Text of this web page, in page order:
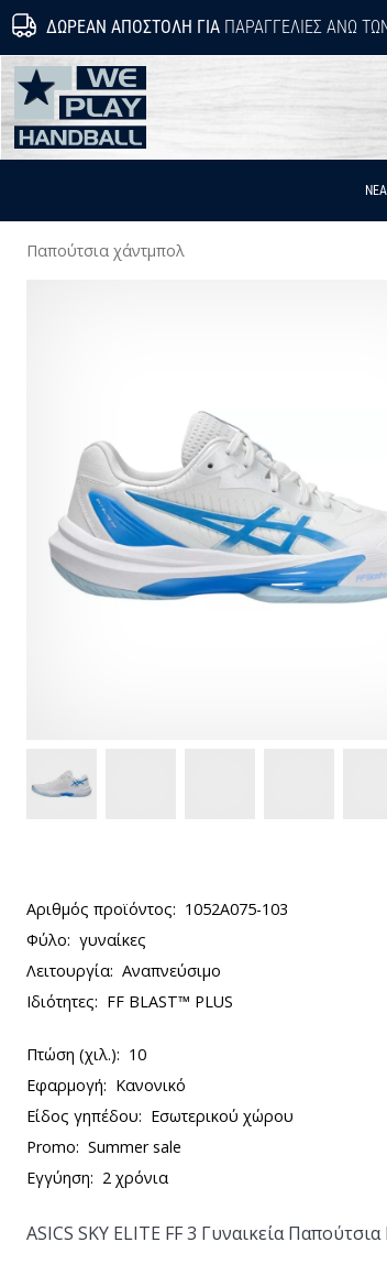
ΔΩΡΕΆΝ ΑΠΟΣΤΟΛΉ ΓΙΑΠΑΡΑΓΓΕΛΊΕΣ ΆΝΩ
WePlayHandball.gr
ΝΕΑ
Παπούτσια χάντμπολ
Αριθμός προϊόντος: 1052A075-103
Φύλο: γυναίκες
Λειτουργία: Αναπνεύσιμο
Ιδιότητες: FF BLAST™ PLUS
Πτώση (χιλ.): 10
Εφαρμογή: Κανονικό
Είδος γηπέδου: Εσωτερικού χώρου
Promo: Summer sale
Εγγύηση: 2 χρόνια
ASICS SKY ELITE FF 3 Γυναικεία